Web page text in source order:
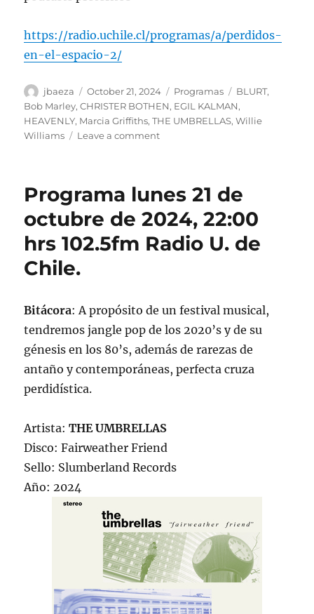
https://radio.uchile.cl/programas/a/perdidos-
en-el-espacio-2/
Author
jbaeza
Posted
on
October 21, 2024 Categories
Programas Tags
BLURT,
Bob Marley,CHRISTER BOTHEN, EGIL KALMAN,
HEAVENLY, Marcia Griffiths,THE UMBRELLAS,Willie
Williams
Leave a commenton
21
octubre
de
2024
Programa lunes 21 de
octubre de 2024, 22:00
hrs 102.5fm Radio U. de
Chile.
Bitácora: A propósito de un festival musical,
tendremos jangle pop de los 2020’s y de su
génesis en los 80’s, además de rarezas de
antaño y contemporáneas, perfecta cruza
perdidística.
Artista:THE UMBRELLAS
Disco: Fairweather Friend
Sello: Slumberland Records
Año: 2024